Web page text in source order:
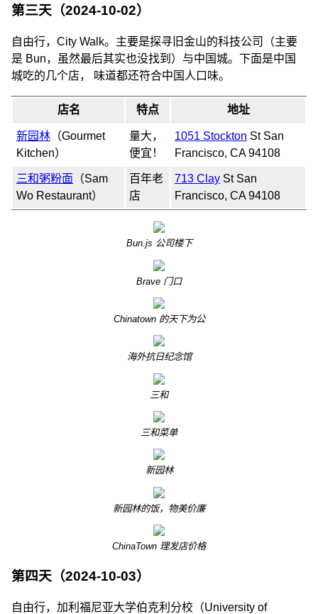
第三天（2024-10-02）
自由行，City Walk。主要是探寻旧金山的科技公司（主要
是 Bun，虽然最后其实也没找到）与中国城。下面是中国
城吃的几个店， 味道都还符合中国人口味。
店名 特点 地址
新园林 （Gourmet
Kitchen）
量大，
便宜！
1051 Stockton St San
Francisco, CA 94108
三和粥粉面 （Sam
Wo Restaurant）
百年老
店
713 Clay St San
Francisco, CA 94108
Bun.js 公司楼下
Brave 门口
Chinatown 的天下为公
海外抗日纪念馆
三和
三和菜单
新园林
新园林的饭，物美价廉
ChinaTown 理发店价格
第四天（2024-10-03）
自由行，加利福尼亚大学伯克利分校（University of